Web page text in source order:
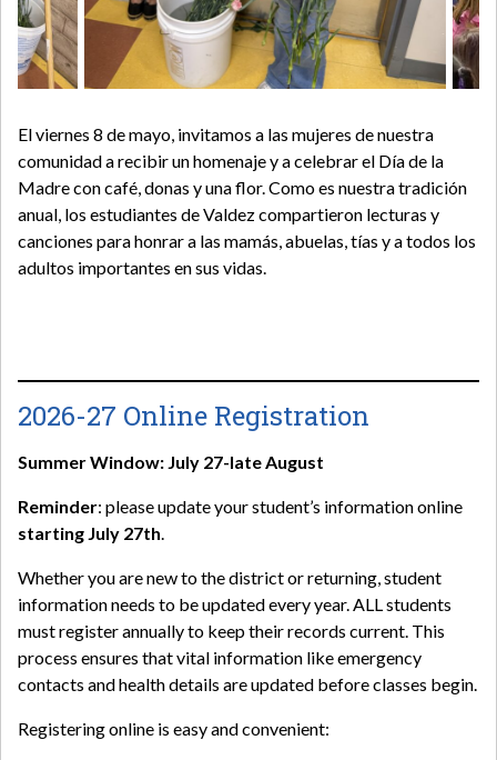
El viernes 8 de mayo, invitamos a las mujeres de nuestra
comunidad a recibir un homenaje y a celebrar el Día de la
Madre con café, donas y una flor. Como es nuestra tradición
anual, los estudiantes de Valdez compartieron lecturas y
canciones para honrar a las mamás, abuelas, tías y a todos los
adultos importantes en sus vidas.
2026-27 Online Registration
Summer Window: July 27-late August
Reminder: please update your student’s information online
starting July 27th.
Whether you are new to the district or returning, student
information needs to be updated every year. ALL students
must register annually to keep their records current. This
process ensures that vital information like emergency
contacts and health details are updated before classes begin.
Registering online is easy and convenient: